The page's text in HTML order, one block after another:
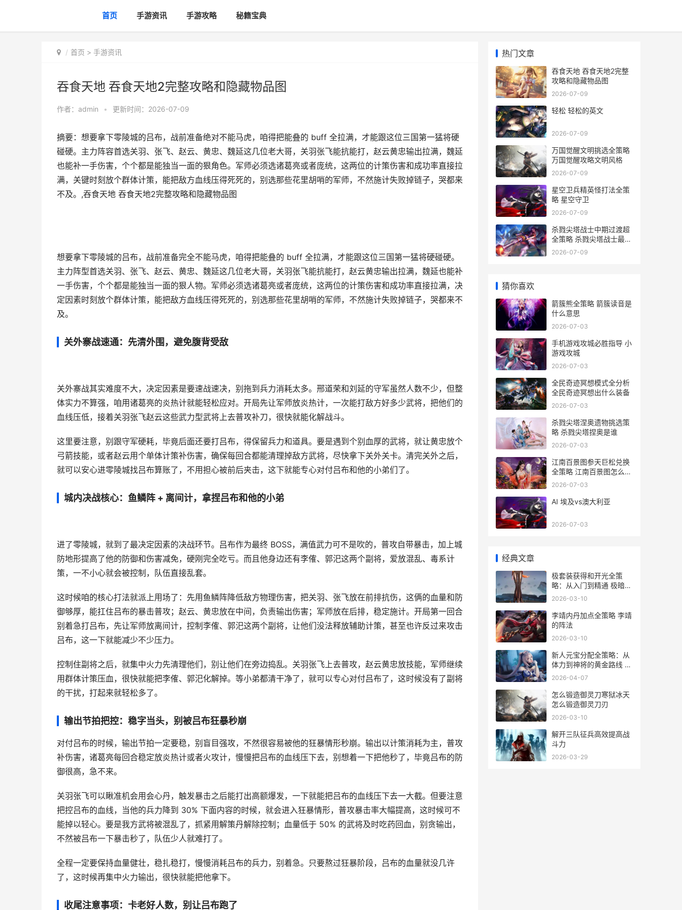
首页 手游资讯 手游攻略 秘籍宝典
首页 > 手游资讯
吞食天地 吞食天地2完整攻略和隐藏物品图
作者： admin • 更新时间：2026-07-09
摘要：想要拿下零陵城的吕布，战前准备绝对不能马虎，咱得把能叠的 buff 全拉满，才能跟这位三国第一猛将硬
碰硬。主力阵容首选关羽、张飞、赵云、黄忠、魏延这几位老大哥，关羽张飞能抗能打，赵云黄忠输出拉满，魏延
也能补一手伤害，个个都是能独当一面的狠角色。军师必须选诸葛亮或者庞统，这两位的计策伤害和成功率直接拉
满，关键时刻放个群体计策，能把敌方血线压得死死的，别选那些花里胡哨的军师，不然施计失败掉链子，哭都来
不及。,吞食天地 吞食天地2完整攻略和隐藏物品图
想要拿下零陵城的吕布，战前准备完全不能马虎，咱得把能叠的 buff 全拉满，才能跟这位三国第一猛将硬碰硬。
主力阵型首选关羽、张飞、赵云、黄忠、魏延这几位老大哥，关羽张飞能抗能打，赵云黄忠输出拉满，魏延也能补
一手伤害，个个都是能独当一面的狠人物。军师必须选诸葛亮或者庞统，这两位的计策伤害和成功率直接拉满，决
定因素时刻放个群体计策，能把敌方血线压得死死的，别选那些花里胡哨的军师，不然施计失败掉链子，哭都来不
及。
关外寨战速通：先清外围，避免腹背受敌
关外寨战其实难度不大，决定因素是要速战速决，别拖到兵力消耗太多。邢道荣和刘延的守军虽然人数不少，但整
体实力不算强，咱用诸葛亮的炎热计就能轻松应对。开局先让军师放炎热计，一次能打敌方好多少武将，把他们的
血线压低，接着关羽张飞赵云这些武力型武将上去普攻补刀，很快就能化解战斗。
这里要注意，别跟守军硬耗，毕竟后面还要打吕布，得保留兵力和道具。要是遇到个别血厚的武将，就让黄忠放个
弓箭技能，或者赵云用个单体计策补伤害，确保每回合都能清理掉敌方武将，尽快拿下关外关卡。清完关外之后，
就可以安心进零陵城找吕布算账了，不用担心被前后夹击，这下就能专心对付吕布和他的小弟们了。
城内决战核心：鱼鳞阵 + 离间计，拿捏吕布和他的小弟
进了零陵城，就到了最决定因素的决战环节。吕布作为最终 BOSS，满值武力可不是吹的，普攻自带暴击，加上城
防地形提高了他的防御和伤害减免，硬刚完全吃亏。而且他身边还有李傕、郭汜这两个副将，爱放混乱、毒系计
策，一不小心就会被控制，队伍直接乱套。
这时候咱的核心打法就派上用场了：先用鱼鳞阵降低敌方物理伤害，把关羽、张飞放在前排抗伤，这俩的血量和防
御够厚，能扛住吕布的暴击普攻；赵云、黄忠放在中间，负责输出伤害；军师放在后排，稳定施计。开局第一回合
别着急打吕布，先让军师放离间计，控制李傕、郭汜这两个副将，让他们没法释放辅助计策，甚至也许反过来攻击
吕布，这一下就能减少不少压力。
控制住副将之后，就集中火力先清理他们，别让他们在旁边捣乱。关羽张飞上去普攻，赵云黄忠放技能，军师继续
用群体计策压血，很快就能把李傕、郭汜化解掉。等小弟都清干净了，就可以专心对付吕布了，这时候没有了副将
的干扰，打起来就轻松多了。
输出节拍把控：稳字当头，别被吕布狂暴秒崩
对付吕布的时候，输出节拍一定要稳，别盲目强攻，不然很容易被他的狂暴情形秒崩。输出以计策消耗为主，普攻
补伤害，诸葛亮每回合稳定放炎热计或者火攻计，慢慢把吕布的血线压下去，别想着一下把他秒了，毕竟吕布的防
御很高，急不来。
关羽张飞可以瞅准机会用会心丹，触发暴击之后能打出高额爆发，一下就能把吕布的血线压下去一大截。但要注意
把控吕布的血线，当他的兵力降到 30% 下面内容的时候，就会进入狂暴情形，普攻暴击率大幅提高，这时候可不
能掉以轻心。要是我方武将被混乱了，抓紧用解策丹解除控制；血量低于 50% 的武将及时吃药回血，别贪输出，
不然被吕布一下暴击秒了，队伍少人就难打了。
全程一定要保持血量健壮，稳扎稳打，慢慢消耗吕布的兵力，别着急。只要熬过狂暴阶段，吕布的血量就没几许
了，这时候再集中火力输出，很快就能把他拿下。
收尾注意事项：卡老好人数，别让吕布跑了
热门文章
吞食天地 吞食天地2完整
攻略和隐藏物品图
2026-07-09
轻松 轻松的英文
2026-07-09
万国觉醒文明挑选全策略
万国觉醒攻略文明风格
2026-07-09
星空卫兵精英怪打法全策
略 星空守卫
2026-07-09
杀戮尖塔战士中期过渡超
全策略 杀戮尖塔战士最强
流派2021
2026-07-09
猜你喜欢
箭簇熊全策略 箭簇读音是
什么意思
2026-07-03
手机游戏攻城必胜指导 小
游戏攻城
2026-07-03
全民奇迹冥想模式全分析
全民奇迹冥想出什么装备
2026-07-03
杀戮尖塔涅奥遗物挑选策
略 杀戮尖塔捏奥是谁
2026-07-03
江南百景图参天巨松兑换
全策略 江南百景图怎么换
参天巨松
2026-07-03
AI 埃及vs澳大利亚
2026-07-03
经典文章
极套装获得和开光全策
略：从入门到精通 极暗装
备怎么获得
2026-03-10
李靖内丹加点全策略 李靖
的阵法
2026-03-10
新人元宝分配全策略：从
体力到神将的黄金路线 新
年元宝
2026-04-07
怎么锻造御灵刀寒狱冰天
怎么锻造御灵刀刃
2026-03-10
解开三队征兵高效提高战
斗力
2026-03-29